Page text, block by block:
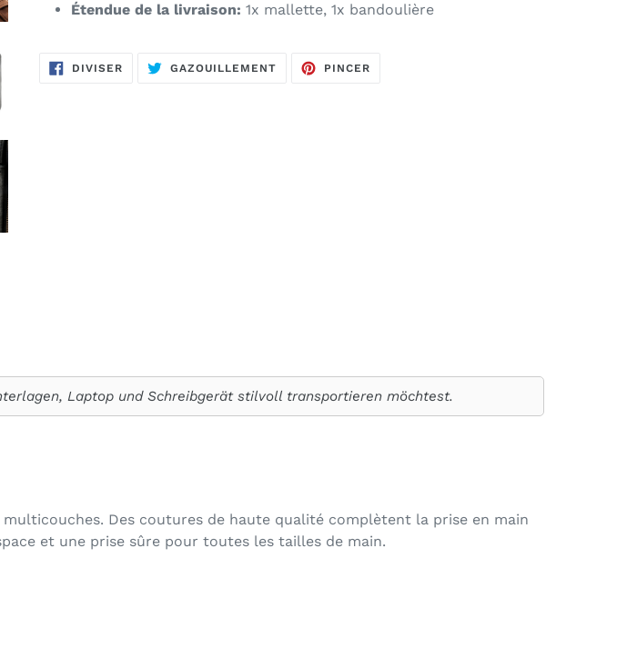
Étendue de la livraison: 1x mallette, 1x bandoulière
DIVISERPARTAGERGAZOUILLEMENT TWEETERPINCERPINCEUR
Laptop und Schreibgerät stilvoll transportieren möchtest.
Des coutures de haute qualité complètent la prise en main
et une prise sûre pour toutes les tailles de main.